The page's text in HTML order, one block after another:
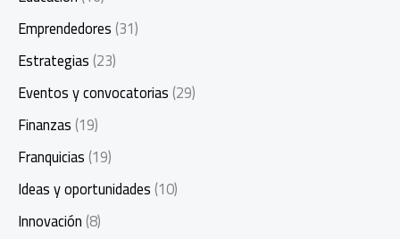
Emprendedores(31)
Estrategias(23)
Eventos y convocatorias(29)
Finanzas(19)
Franquicias(19)
Ideas y oportunidades(10)
Innovación(8)